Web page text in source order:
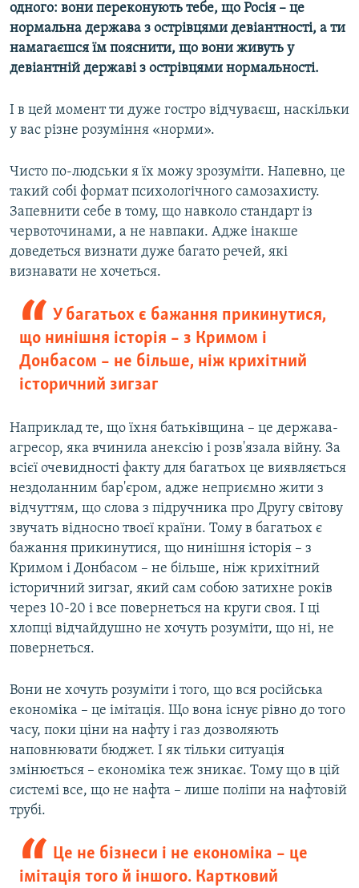
одного: вони переконують тебе, що Росія – це
нормальна держава з острівцями девіантності, а ти
намагаєшся їм пояснити, що вони живуть у
девіантній державі з острівцями нормальності.
І в цей момент ти дуже гостро відчуваєш, наскільки
у вас різне розуміння «норми».
Чисто по-людськи я їх можу зрозуміти. Напевно, це
такий собі формат психологічного самозахисту.
Запевнити себе в тому, що навколо стандарт із
червоточинами, а не навпаки. Адже інакше
доведеться визнати дуже багато речей, які
визнавати не хочеться.
У багатьох є бажання прикинутися,
що нинішня історія – з Кримом і
Донбасом – не більше, ніж крихітний
історичний зигзаг
Наприклад те, що їхня батьківщина – це держава-
агресор, яка вчинила анексію і розв'язала війну. За
всієї очевидності факту для багатьох це виявляється
нездоланним бар'єром, адже неприємно жити з
відчуттям, що слова з підручника про Другу світову
звучать відносно твоєї країни. Тому в багатьох є
бажання прикинутися, що нинішня історія – з
Кримом і Донбасом – не більше, ніж крихітний
історичний зигзаг, який сам собою затихне років
через 10-20 і все повернеться на круги своя. І ці
хлопці відчайдушно не хочуть розуміти, що ні, не
повернеться.
Вони не хочуть розуміти і того, що вся російська
економіка – це імітація. Що вона існує рівно до того
часу, поки ціни на нафту і газ дозволяють
наповнювати бюджет. І як тільки ситуація
змінюється – економіка теж зникає. Тому що в цій
системі все, що не нафта – лише поліпи на нафтовій
трубі.
Це не бізнеси і не економіка – це
імітація того й іншого. Картковий